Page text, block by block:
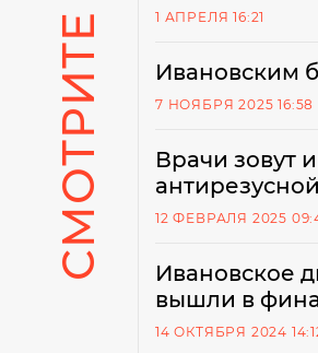
1 АПРЕЛЯ 16:21
Ивановским
7 НОЯБРЯ 2025 16:58
Врачи зовут
12 ФЕВРАЛЯ 2025
Ивановское
вышли в
14 ОКТЯБРЯ 2024